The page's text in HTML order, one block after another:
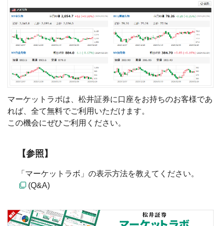
マーケットラボは、松井証券に口座をお持ちのお客様であ
れば、全て無料でご利用いただけます。
この機会にぜひご利用ください。
【参照】
「マーケットラボ」の表示方法を教えてください。
(Q&A)